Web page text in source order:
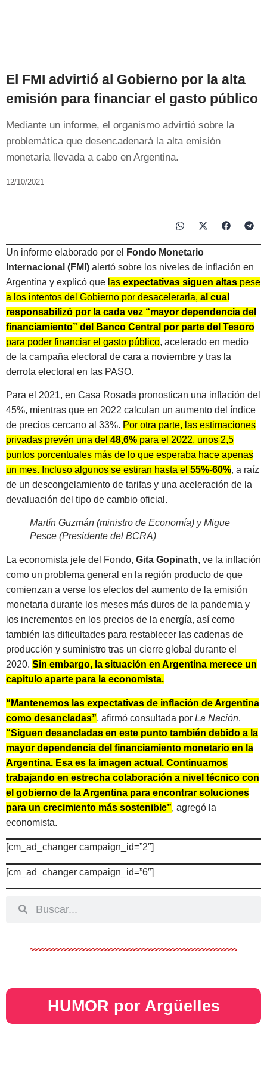
El FMI advirtió al Gobierno por la alta
emisión para financiar el gasto público
Mediante un informe, el organismo advirtió sobre la
problemática que desencadenará la alta emisión
monetaria llevada a cabo en Argentina.
12/10/2021
Un informe elaborado por el
Fondo Monetario
Internacional (FMI) alertó sobre los niveles de inflación en
Argentina y explicó que las expectativas siguen altas pese
a los intentos del Gobierno por desacelerarla, al cual
responsabilizó por la cada vez “mayor dependencia del
financiamiento” del Banco Central por parte del Tesoro
para poder financiar el gasto público, acelerado en medio
de la campaña electoral de cara a noviembre y tras la
derrota electoral en las PASO.
Para el 2021, en Casa Rosada pronostican una inflación del
45%, mientras que en 2022 calculan un aumento del índice
de precios cercano al 33%. Por otra parte, las estimaciones
privadas prevén una del 48,6% para el 2022, unos 2,5
puntos porcentuales más de lo que esperaba hace apenas
un mes. Incluso algunos se estiran hasta el 55%-60%, a raíz
de un descongelamiento de tarifas y una aceleración de la
devaluación del tipo de cambio oficial.
Martín Guzmán (ministro de Economía) y Migue
Pesce (Presidente del BCRA)
La economista jefe del Fondo, Gita Gopinath, ve la inflación
como un problema general en la región producto de que
comienzan a verse los efectos del aumento de la emisión
monetaria durante los meses más duros de la pandemia y
los incrementos en los precios de la energía, así como
también las dificultades para restablecer las cadenas de
producción y suministro tras un cierre global durante el
2020. Sin embargo, la situación en Argentina merece un
capitulo aparte para la economista.
“Mantenemos las expectativas de inflación de Argentina
como desancladas”, afirmó consultada por La Nación.
“Siguen desancladas en este punto también debido a la
mayor dependencia del financiamiento monetario en la
Argentina. Esa es la imagen actual. Continuamos
trabajando en estrecha colaboración a nivel técnico con
el gobierno de la Argentina para encontrar soluciones
para un crecimiento más sostenible”, agregó la
economista.
[cm_ad_changer campaign_id=”2″]
[cm_ad_changer campaign_id=”6″]
HUMOR por Argüelles​